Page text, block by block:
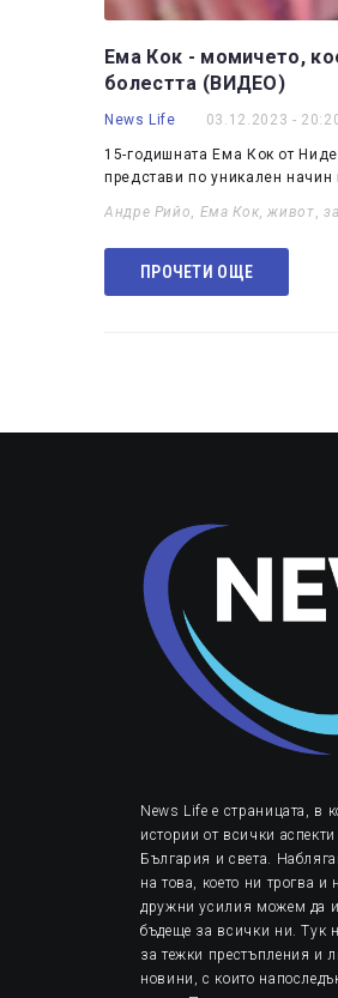
Ема Кок - момичето,
болестта (ВИДЕО)
News Life 03.12.2023 -
15-годишната Ема Кок от
представи по уникален
Андре Рийо, Ема Кок,живот,
ПРОЧЕТИ ОЩЕ
News Life е страницата, в
истории от всички
България и света.
на това, което ни трогва
дружни усилия можем да
бъдеще за всички ни. Тук
за тежки престъпления и
новини, с които